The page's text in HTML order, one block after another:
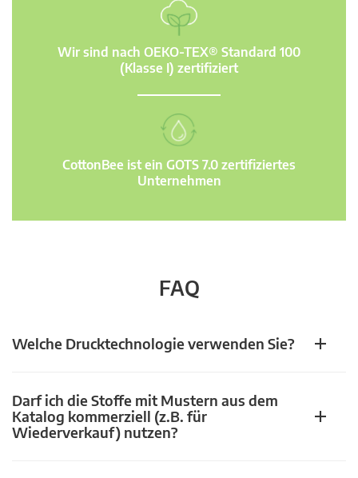
Wir sind nach OEKO-TEX® Standard 100
(Klasse I) zertifiziert
CottonBee ist ein GOTS 7.0 zertifiziertes
Unternehmen
FAQ
Welche Drucktechnologie verwenden Sie?
Darf ich die Stoffe mit Mustern aus dem
Katalog kommerziell (z.B. für
Wiederverkauf) nutzen?